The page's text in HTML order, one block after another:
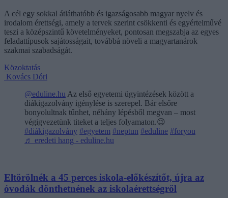
A cél egy sokkal átláthatóbb és igazságosabb magyar nyelv és
irodalom érettségi, amely a tervek szerint csökkenti és egyértelművé
teszi a középszintű követelményeket, pontosan megszabja az egyes
feladattípusok sajátosságait, továbbá növeli a magyartanárok
szakmai szabadságát.
Közoktatás
Kovács Dóri
@eduline.hu Az első egyetemi ügyintézések között a
diákigazolvány igénylése is szerepel. Bár elsőre
bonyolultnak tűnhet, néhány lépésből megvan – most
végigvezetünk titeket a teljes folyamaton.😉
#diákigazolvány #egyetem #neptun #eduline #foryou
♬ eredeti hang - eduline.hu
Eltörölnék a 45 perces iskola-előkészítőt, újra az
óvodák dönthetnének az iskolaérettségről